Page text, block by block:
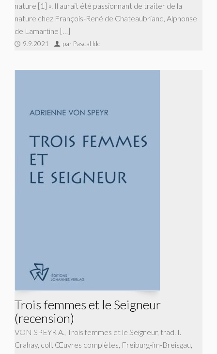
nature [1] ». Il aurait été passionnant de traiter de la
nature chez François-René de Chateaubriand, Alphonse
de Lamartine […]
9.9.2021 par Pascal Ide
Trois femmes et le Seigneur
(recension)
VON SPEYR A., Trois femmes et le Seigneur, trad. I.
Crahay, coll. Œuvres complètes, Freiburg-im-Breisgau,